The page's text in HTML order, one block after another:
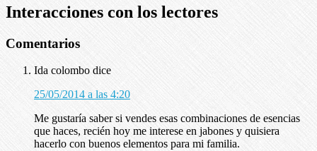
Interacciones con los lectores
Comentarios
Ida colombo dice
25/05/2014 a las 4:20
Me gustaría saber si vendes esas combinaciones de esencias
que haces, recién hoy me interese en jabones y quisiera
hacerlo con buenos elementos para mi familia.